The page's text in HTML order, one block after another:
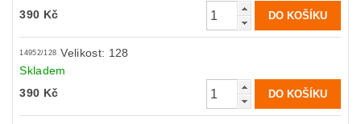
390 Kč
14952/128 Velikost: 128
Skladem
390 Kč